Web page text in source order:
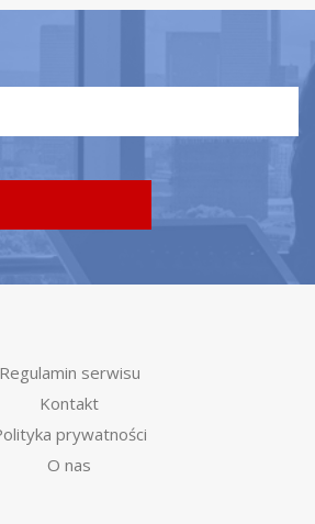
Regulamin serwisu
Kontakt
prywatności
O nas